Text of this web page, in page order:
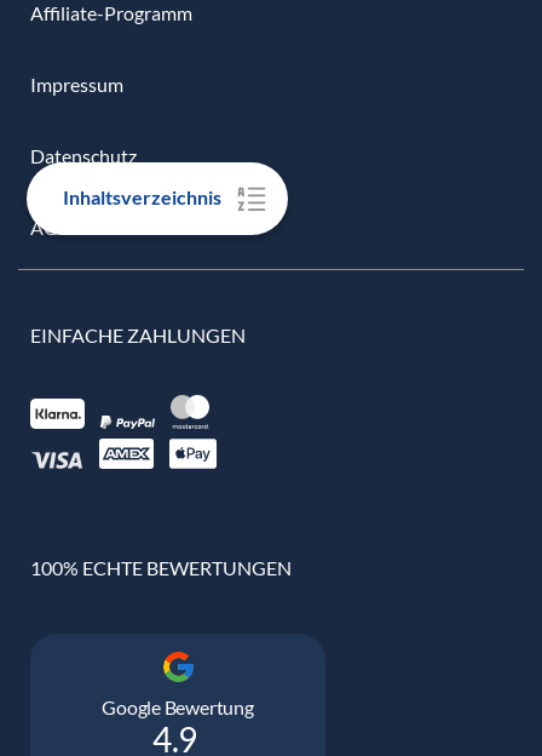
Inhaltsverzeichnis
Affiliate-Programm
Impressum
Datenschutz
AGB
EINFACHE ZAHLUNGEN
100% ECHTE BEWERTUNGEN
Google Bewertung
4.9